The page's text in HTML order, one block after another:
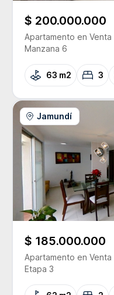
$ 200.000.000
Apartamento en Venta
Manzana 6
63 m2 3
Jamundí
$ 185.000.000
Apartamento en Venta
Etapa 3